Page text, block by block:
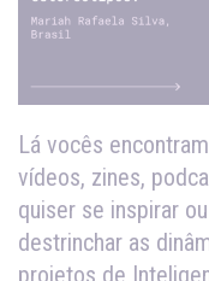
Lá vocês
vídeos, zines,
quiser se inspirar
destrinchar as
projetos de